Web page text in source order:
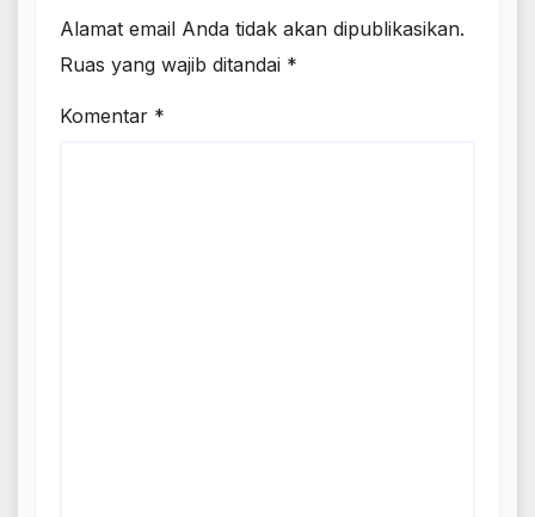
Alamat email Anda tidak akan dipublikasikan.
Ruas yang wajib ditandai *
Komentar *